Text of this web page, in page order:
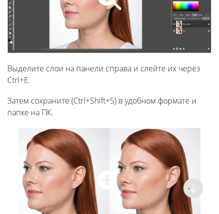
Выделите слои на панели справа и слейте их через
Ctrl+E.
Затем сохраните (Ctrl+Shift+S) в удобном формате и
папке на ПК.